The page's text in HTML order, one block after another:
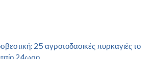
25 αγροτοδασικές πυρκαγιές το